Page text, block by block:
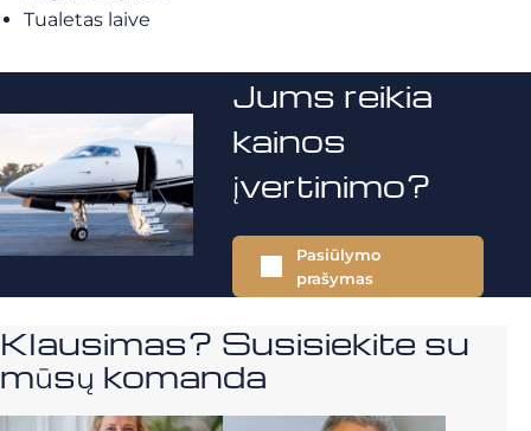
Tualetas laive
Jums reikia
kainos
įvertinimo?
Pasiūlymo
prašymas
Klausimas? Susisiekite su
mūsų komanda